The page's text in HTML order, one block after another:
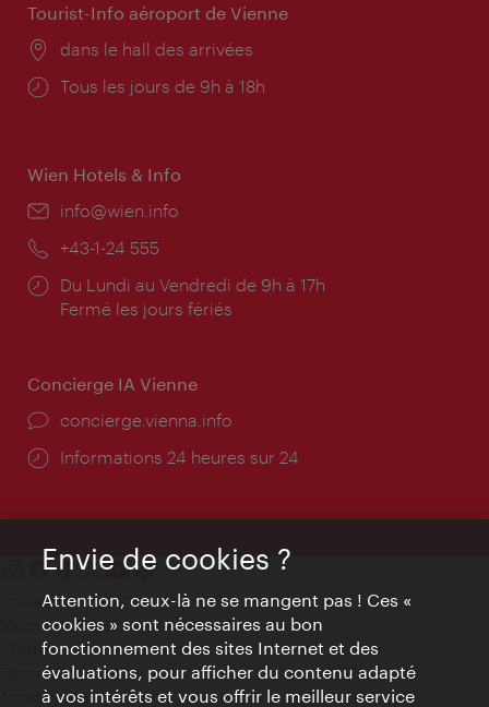
Tourist-Info aéroport de Vienne
Lieu:
dans le hall des arrivées
Horaires
Tous les jours de 9h à 18h
Wien Hotels & Info
E-
info@wien.info
Téléphone:
+43-1-24 555
Horaires
d'ouverture:
Du Lundi au Vendredi de 9h à 17h
Fermé les jours fériés
Concierge IA Vienne
Ort:
concierge.vienna.info
Öffnungszeiten:
Informations 24 heures sur 24
Contact
Mentions obligatoires
Charte sur le respect de la vie privée
Terms of Use
Accessibilité
Envie de cookies ?
Attention, ceux-là ne se mangent pas ! Ces «
cookies » sont nécessaires au bon
fonctionnement des sites Internet et des
évaluations, pour afficher du contenu adapté
à vos intérêts et vous offrir le meilleur service